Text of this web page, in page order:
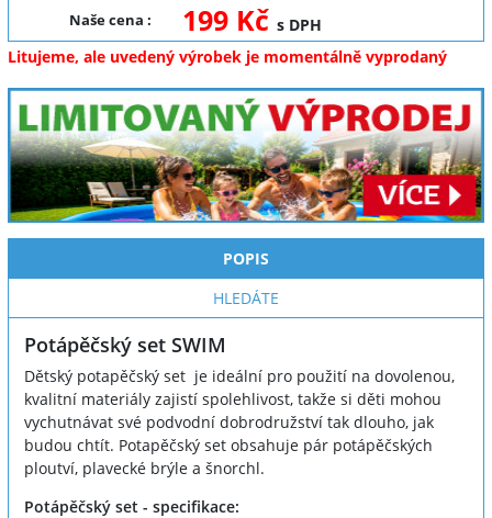
Naše cena : 199 Kč s DPH
Litujeme, ale uvedený výrobek je momentálně vyprodaný
POPIS
HLEDÁTE
Potápěčský set SWIM
Dětský potapěčský set je ideální pro použití na dovolenou,
kvalitní materiály zajistí spolehlivost, takže si děti mohou
vychutnávat své podvodní dobrodružství tak dlouho, jak
budou chtít. Potapěčský set obsahuje pár potápěčských
ploutví, plavecké brýle a šnorchl.
Potápěčský set - specifikace: